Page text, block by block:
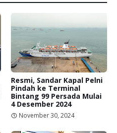
Resmi, Sandar Kapal Pelni
Pindah ke Terminal
Bintang 99 Persada Mulai
4 Desember 2024
November 30, 2024